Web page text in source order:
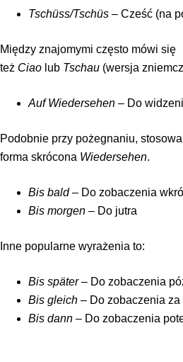
Tschüss/Tschüs – Cześć (na
Między znajomymi często mówi się
też Ciao lub Tschau (wersja
Auf Wiedersehen – Do
Podobnie przy pożegnaniu,
forma skrócona Wiedersehen.
Bis bald– Do zobaczenia
Bis morgen – Do jutra
Inne popularne wyrażenia to:
Bis später– Do zobaczenia
Bis gleich – Do zobaczenia
Bis dann – Do zobaczenia